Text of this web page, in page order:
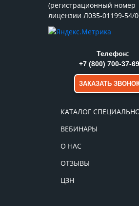
(регистрационный номер
лицензии Л035-01199-54/
КАТАЛОГ
ВЕБИНАРЫ
О НАС
ОТЗЫВЫ
ЦЗН
Телефон:
+7 (800) 700-37-69
ЗАКАЗАТЬ